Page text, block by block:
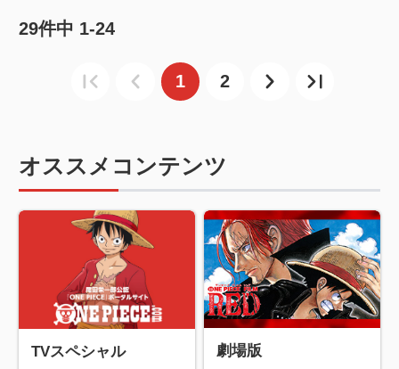
29件中 1-24
1 2
オススメコンテンツ
TVスペシャル 劇場版